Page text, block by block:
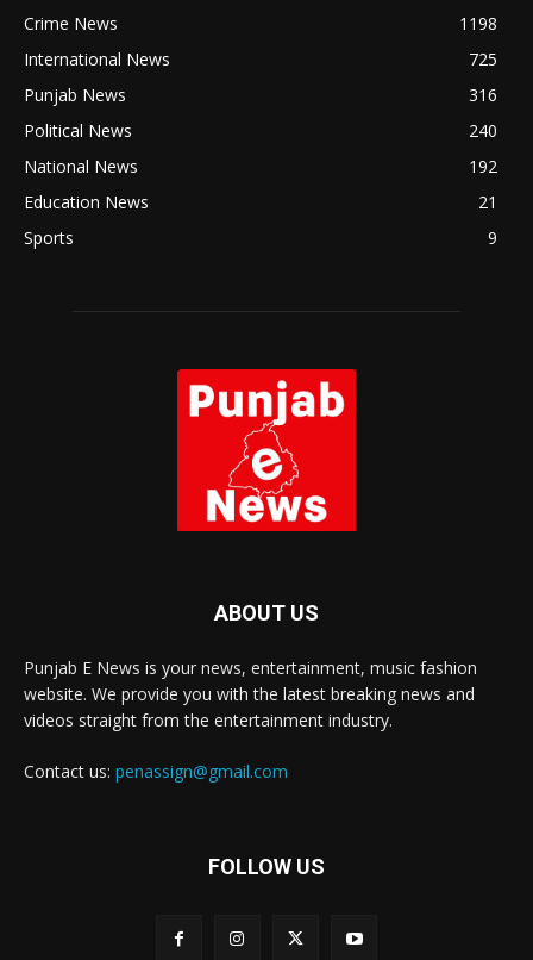
Crime News
1198
International News
725
Punjab News
316
Political News
240
National News
192
Education News
21
Sports
9
ABOUT US
Punjab E News is your news, entertainment, music fashion
website. We provide you with the latest breaking news and
videos straight from the entertainment industry.
Contact us: penassign@gmail.com
FOLLOW US